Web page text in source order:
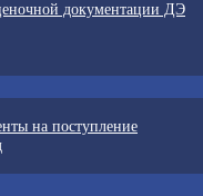
документации ДЭ
на поступление